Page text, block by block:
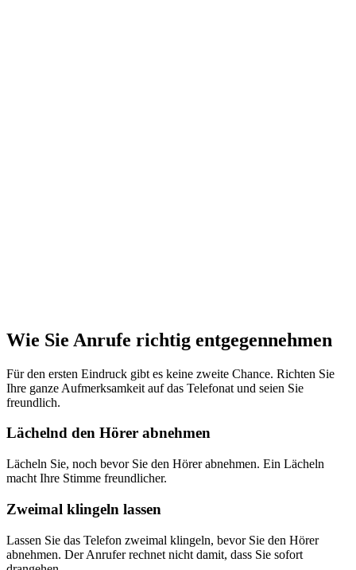
Wie Sie Anrufe richtig entgegennehmen
Für den ersten Eindruck gibt es keine zweite Chance. Richten Sie
Ihre ganze Aufmerksamkeit auf das Telefonat und seien Sie
freundlich.
Lächelnd den Hörer abnehmen
Lächeln Sie, noch bevor Sie den Hörer abnehmen. Ein Lächeln
macht Ihre Stimme freundlicher.
Zweimal klingeln lassen
Lassen Sie das Telefon zweimal klingeln, bevor Sie den Hörer
abnehmen. Der Anrufer rechnet nicht damit, dass Sie sofort